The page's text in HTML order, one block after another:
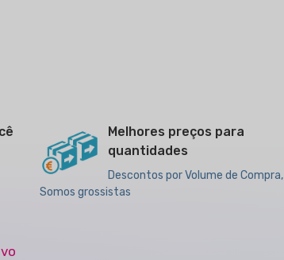
Melhores preços para
quantidades
Descontos por Volume de Compra,
Somos grossistas